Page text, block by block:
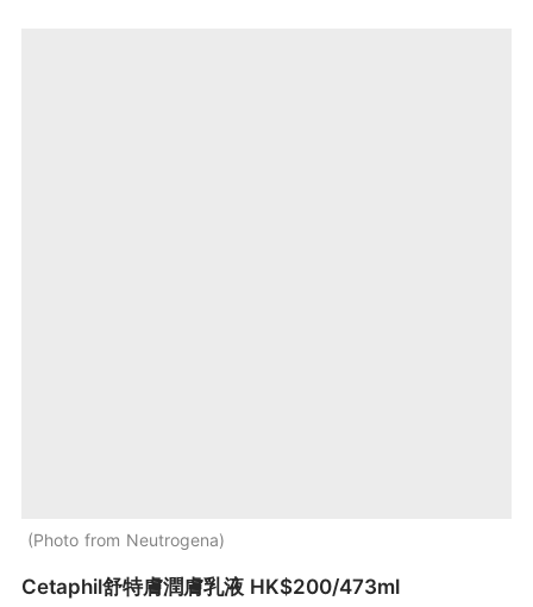
Photo from Neutrogena
Cetaphil舒特膚潤膚乳液 HK$200/473ml